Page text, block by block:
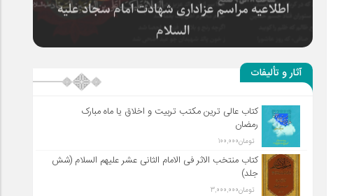
سلطان عشق
آثار و تألیفات
کتاب عالی ترین مکتب تربیت و اخلاق یا ماه مبارک
رمضان
تومان100,000
کتاب منتخب الاثر فی الامام الثانی عشر علیهم السلام (شش
جلد)
تومان3,000,000